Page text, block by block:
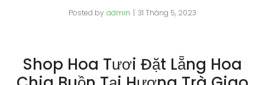
Posted by admin 31 Tháng 5, 2023
Shop Hoa Tươi Đặt Lẵng Hoa